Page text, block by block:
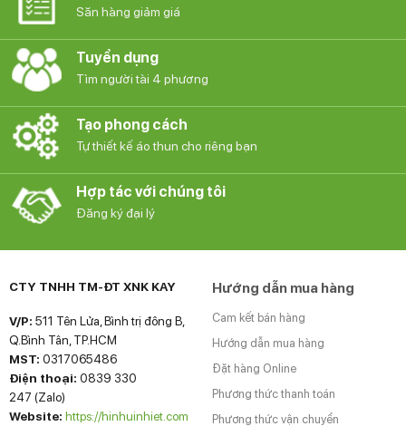
Săn hàng giảm giá
Tuyển dụng
Tìm người tài 4 phương
Tạo phong cách
Tự thiết kế áo thun cho riêng bạn
Hợp tác với chúng tôi
Đăng ký đại lý
CTY TNHH TM-ĐT XNK KAY
V/P: 511 Tên Lửa, Bình trị đông B,
Q.Bình Tân, TP.HCM
MST: 0317065486
Điện thoại: 0839 330
247 (Zalo)
Website: https://hinhuinhiet.com
Hướng dẫn mua hàng
Cam kết bán hàng
Hướng dẫn mua hàng
Đặt hàng Online
Phương thức thanh toán
Phương thức vận chuyển